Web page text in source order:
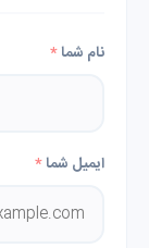
نام شما*
ایمیل شما*